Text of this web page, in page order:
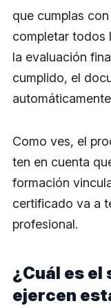
que cumplas
completar todos
la evaluación
cumplido, el
Como ves, el
ten en cuenta
formación
certificado va a
profesional.
¿Cuál es el
ejercen